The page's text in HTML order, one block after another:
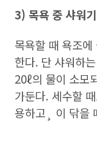
3) 목욕 중 샤워
목욕할 때 욕조
한다. 단 샤워하
20ℓ의 물이 소모
가둔다. 세수할
용하고¸ 이 닦을